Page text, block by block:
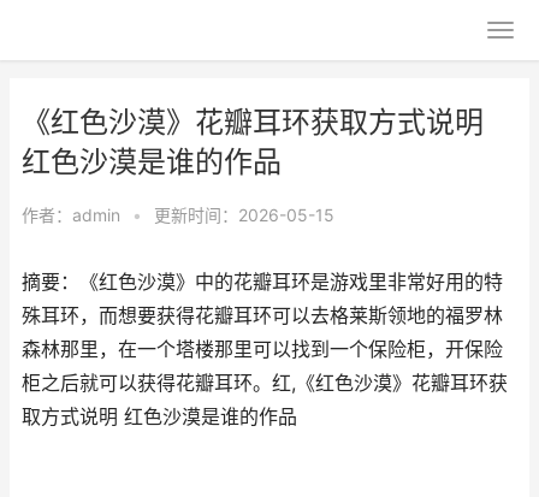
《红色沙漠》花瓣耳环获取方式说明
红色沙漠是谁的作品
作者： admin • 更新时间：2026-05-15
摘要：《红色沙漠》中的花瓣耳环是游戏里非常好用的特
殊耳环，而想要获得花瓣耳环可以去格莱斯领地的福罗林
森林那里，在一个塔楼那里可以找到一个保险柜，开保险
柜之后就可以获得花瓣耳环。红,《红色沙漠》花瓣耳环获
取方式说明 红色沙漠是谁的作品